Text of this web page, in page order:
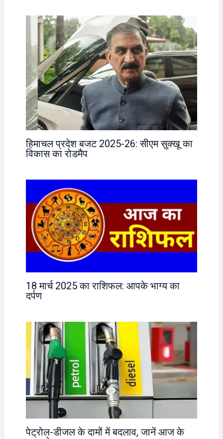
हिमाचल प्रदेश बजट 2025-26: सीएम सुक्खू का
विकास का रोडमैप
18 मार्च 2025 का राशिफल: आपके भाग्य का
दर्पण
पेट्रोल-डीजल के दामों में बदलाव, जानें आज के